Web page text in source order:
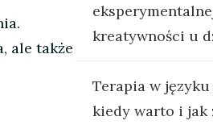
ale także
kreatywności u
Terapia w
kiedy warto i jak